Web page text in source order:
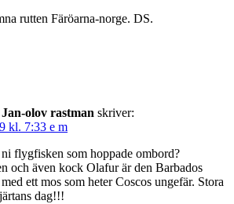
rutten Färöarna-norge. DS.
Jan-olov rastman skriver:
kl. 7:33 e m
flygfisken som hoppade ombord?
och även kock Olafur är den Barbados
ett mos som heter Coscos ungefär. Stora
dag!!!